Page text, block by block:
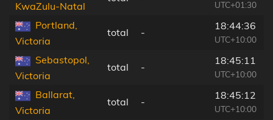
KwaZulu-Natal
UTC+01:30
Portland,
Victoria
total -
18:44:36
UTC+10:00
Sebastopol,
Victoria
total -
18:45:11
UTC+10:00
Ballarat,
Victoria
total -
18:45:12
UTC+10:00